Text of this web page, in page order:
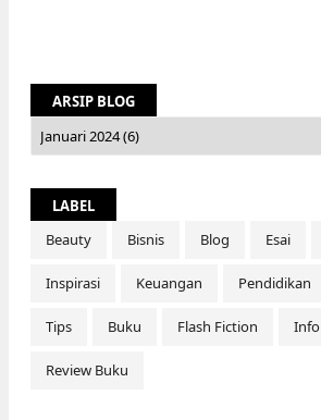
ARSIP BLOG
LABEL
Beauty
Bisnis Blog Esai
Inspirasi Keuangan Pendidikan
Tips Buku Flash Fiction Info
Review Buku